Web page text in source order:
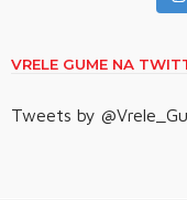
VRELE GUME NA
Tweets by